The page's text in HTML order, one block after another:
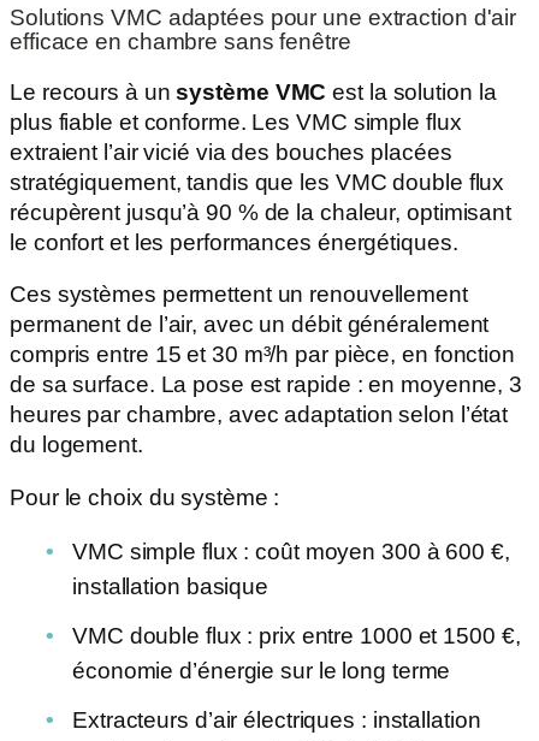
Solutions VMC adaptées pour une extraction d'air
efficace en chambre sans fenêtre
Le recours à unsystème VMC est la solution la
plus fiable et conforme. Les VMC simple flux
extraient l’air vicié via des bouches placées
stratégiquement, tandis que les VMC double flux
récupèrent jusqu’à 90 % de la chaleur, optimisant
le confort et les performances énergétiques.
Ces systèmes permettent un renouvellement
permanent de l’air, avec un débit généralement
compris entre 15 et 30 m³/h par pièce, en fonction
de sa surface. La pose est rapide : en moyenne, 3
heures par chambre, avec adaptation selon l’état
du logement.
Pour le choix du système :
VMC simple flux : coût moyen 300 à 600 €,
installation basique
VMC double flux : prix entre 1000 et 1500 €,
économie d’énergie sur le long terme
Extracteurs d’air électriques : installation